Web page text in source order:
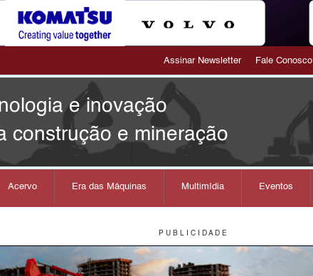
Assinar Newsletter Fale Conosco
e inovação
construção e mineração
Acervo Era das Máquinas Multimídia Eventos
P U B L I C I D A D E